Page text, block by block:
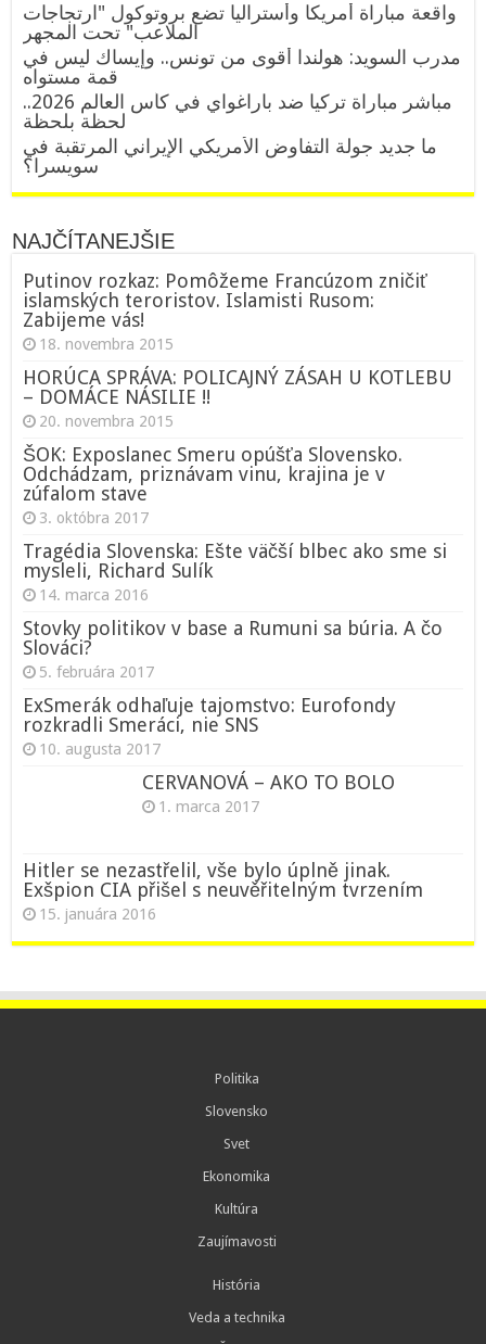
واقعة مباراة أمريكا وأستراليا تضع بروتوكول "ارتجاجات
الملاعب" تحت المجهر
مدرب السويد: هولندا أقوى من تونس.. وإيساك ليس في
قمة مستواه
مباشر مباراة تركيا ضد باراغواي في كأس العالم 2026..
لحظة بلحظة
ما جديد جولة التفاوض الأمريكي الإيراني المرتقبة في
سويسرا؟
NAJČÍTANEJŠIE
Putinov rozkaz: Pomôžeme Francúzom zničiť
islamských teroristov. Islamisti Rusom:
Zabijeme vás!
18. novembra 2015
HORÚCA SPRÁVA: POLICAJNÝ ZÁSAH U KOTLEBU
– DOMÁCE NÁSILIE !!
20. novembra 2015
ŠOK: Exposlanec Smeru opúšťa Slovensko.
Odchádzam, priznávam vinu, krajina je v
zúfalom stave
3. októbra 2017
Tragédia Slovenska: Ešte väčší blbec ako sme si
mysleli, Richard Sulík
14. marca 2016
Stovky politikov v base a Rumuni sa búria. A čo
Slováci?
5. februára 2017
ExSmerák odhaľuje tajomstvo: Eurofondy
rozkradli Smeráci, nie SNS
10. augusta 2017
CERVANOVÁ – AKO TO BOLO
1. marca 2017
Hitler se nezastřelil, vše bylo úplně jinak.
Exšpion CIA přišel s neuvěřitelným tvrzením
15. januára 2016
Politika
Slovensko
Svet
Ekonomika
Kultúra
Zaujímavosti
História
Veda a technika